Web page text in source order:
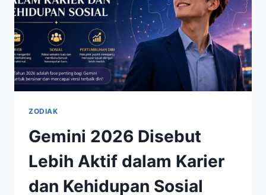
ZODIAK
Gemini 2026 Disebut
Lebih Aktif dalam Karier
dan Kehidupan Sosial